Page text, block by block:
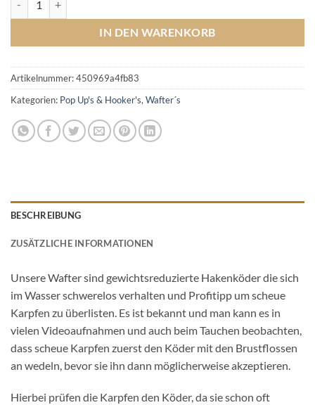
IN DEN WARENKORB
Artikelnummer:450969a4fb83
Kategorien: Pop Up's & Hooker's, Wafter´s
BESCHREIBUNG
ZUSÄTZLICHE INFORMATIONEN
Unsere Wafter sind gewichtsreduzierte Hakenköder die sich
im Wasser schwerelos verhalten und Profitipp um scheue
Karpfen zu überlisten. Es ist bekannt und man kann es in
vielen Videoaufnahmen und auch beim Tauchen beobachten,
dass scheue Karpfen zuerst den Köder mit den Brustflossen
an wedeln, bevor sie ihn dann möglicherweise akzeptieren.
Hierbei prüfen die Karpfen den Köder, da sie schon oft